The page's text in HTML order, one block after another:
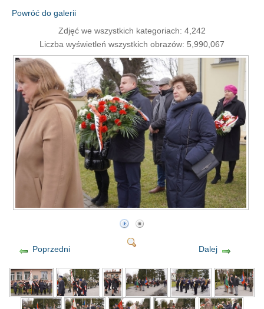
Powróć do galerii
Zdjęć we wszystkich kategoriach: 4,242
Liczba wyświetleń wszystkich obrazów: 5,990,067
Poprzedni Dalej